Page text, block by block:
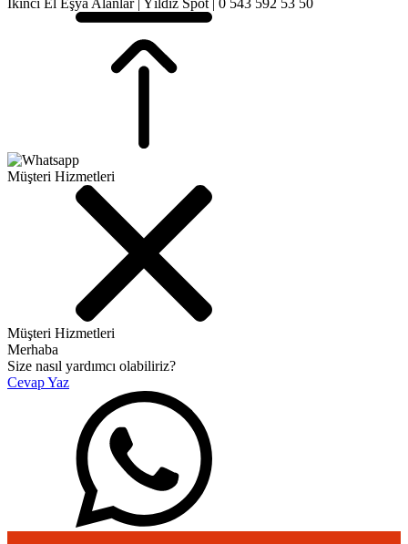
İkinci El Eşya Alanlar | Yıldız Spot | 0 543 592 53 50
Müşteri Hizmetleri
Müşteri Hizmetleri
Merhaba
Size nasıl yardımcı olabiliriz?
Cevap Yaz